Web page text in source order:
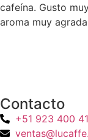
cafeína. Gusto
aroma muy
Contacto
+51 923 400